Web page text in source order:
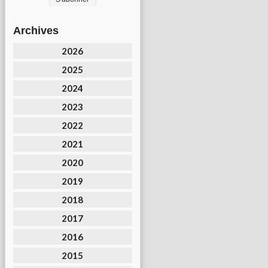
Archives
2026
2025
2024
2023
2022
2021
2020
2019
2018
2017
2016
2015